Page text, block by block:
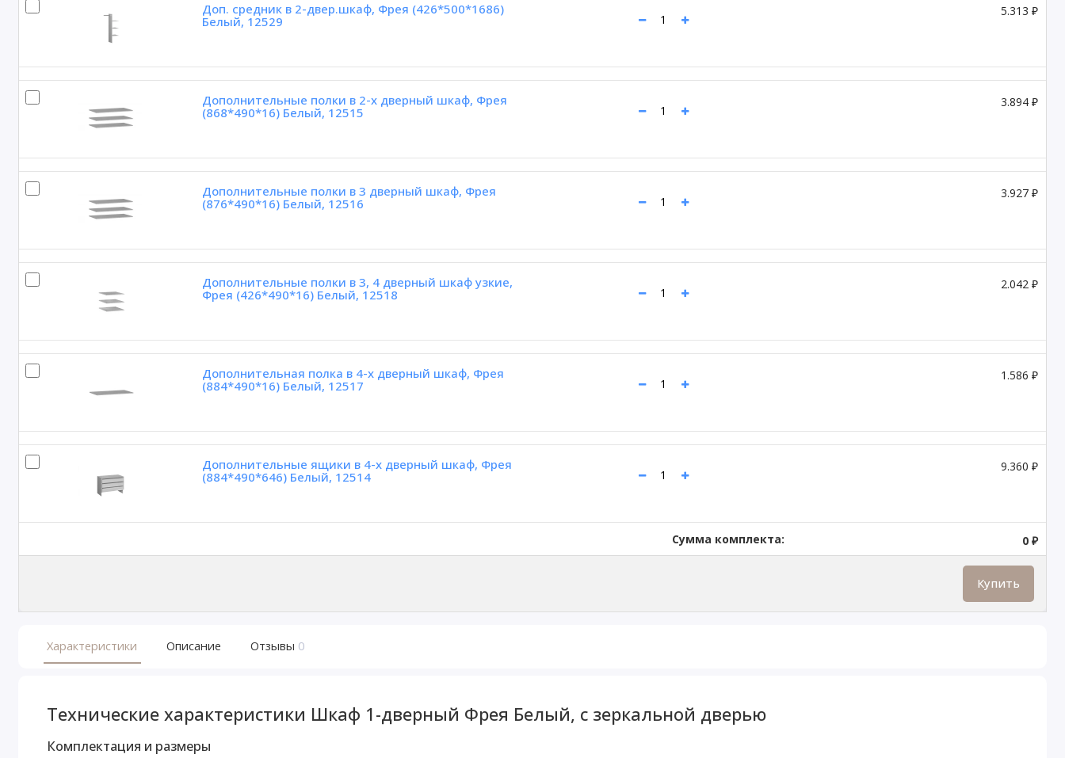
Доп. средник в 2-двер.шкаф, Фрея (426*500*1686)
Белый, 12529
5.313 ₽
Дополнительные полки в 2-х дверный шкаф, Фрея
(868*490*16) Белый, 12515
3.894 ₽
Дополнительные полки в 3 дверный шкаф, Фрея
(876*490*16) Белый, 12516
3.927 ₽
Дополнительные полки в 3, 4 дверный шкаф узкие,
Фрея (426*490*16) Белый, 12518
2.042 ₽
Дополнительная полка в 4-х дверный шкаф, Фрея
(884*490*16) Белый, 12517
1.586 ₽
Дополнительные ящики в 4-х дверный шкаф, Фрея
(884*490*646) Белый, 12514
9.360 ₽
Сумма комплекта: 0 ₽
Купить
Характеристики Описание Отзывы 0
Технические характеристики Шкаф 1-дверный Фрея Белый, с зеркальной дверью
Комплектация и размеры